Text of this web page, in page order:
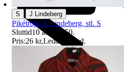
S J Lindeberg
Pikétröja, J. Lindeberg, stl. S
Sluttid10 aug 19:50.
Pris:26 kr,Ledande bud.